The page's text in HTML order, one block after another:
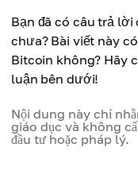
Bitcoin đã tăng giá
nhà đầu tư.
Sự quan tâm từ tổ
việc các tổ chức
dù mạng Bitcoin
vẫn có thể bị tấn
Ảnh hưởng môi
khai thác BTC tiêu
cực đến môi trường.
Thách thức trong
Bitcoin vẫn chưa
Bạn đã có câu trả
chưa? Bài viết này
Bitcoin không? Hãy
luận bên dưới!
Nội dung này chỉ
giáo dục và không
đầu tư hoặc pháp lý.